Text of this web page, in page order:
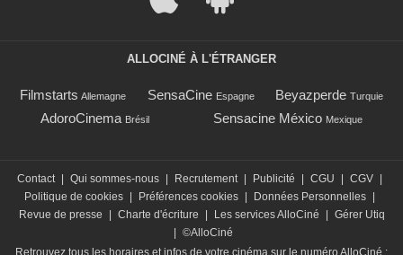
ALLOCINÉ À L'ÉTRANGER
Filmstarts Allemagne SensaCine Espagne Beyazperde Turquie
AdoroCinema Brésil Sensacine México Mexique
Contact Qui sommes-nous Recrutement Publicité CGU CGV
Politique de cookies
Préférences cookies Données Personnelles
Revue de presse
Charte d'écriture Les services AlloCiné
Gérer Utiq
©AlloCiné
Retrouvez tous les horaires et infos de votre cinéma sur le numéro AlloCiné :